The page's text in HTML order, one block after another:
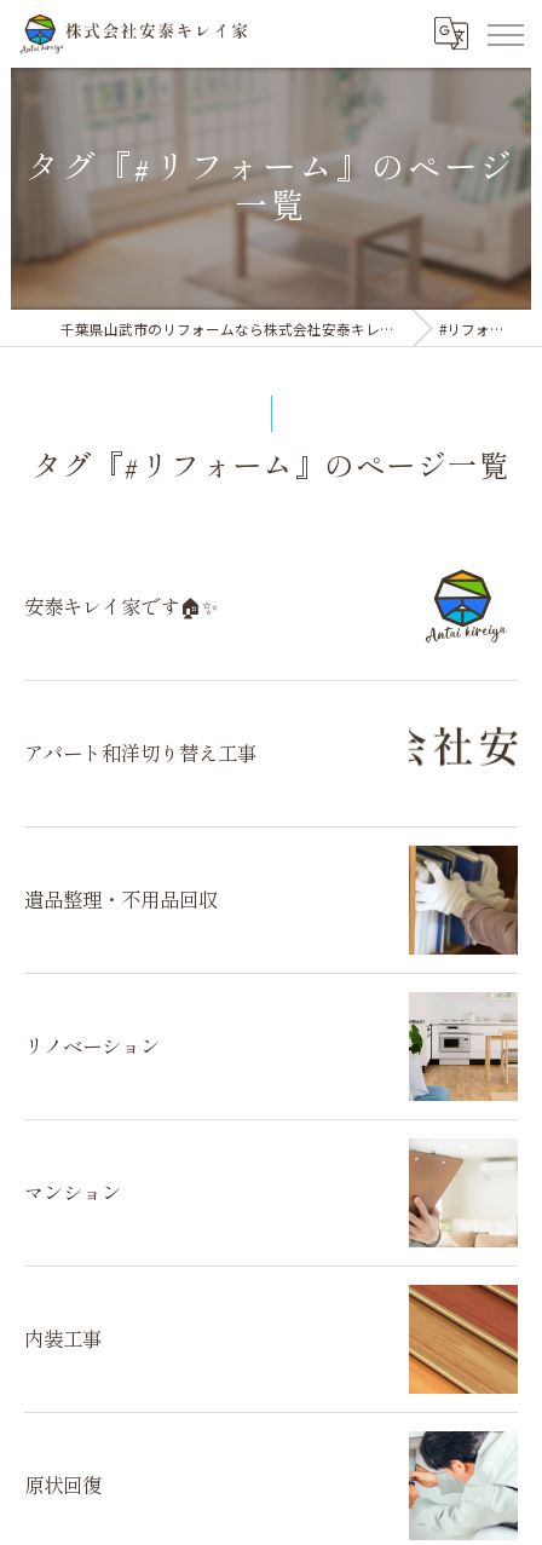
タグ『#リフォーム』のページ
一覧
千葉県山武市のリフォームなら株式会社安泰キレイ家 #リフォーム
タグ『#リフォーム』のページ一覧
安泰キレイ家です🏠✨
アパート和洋切り替え工事
遺品整理・不用品回収
リノベーション
マンション
内装工事
原状回復